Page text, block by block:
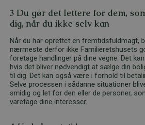
3 Du gør det lettere for dem,
dig, når du ikke selv kan
Når du har oprettet en fremtidsfuldmagt,
nærmeste derfor ikke Familieretshusets
foretage handlinger på dine vegne. Det
hvis det bliver nødvendigt at sælge din
til dig. Det kan også være i forhold til
Selve processen i sådanne situationer
smidig og let for den eller de personer,
varetage dine interesser.